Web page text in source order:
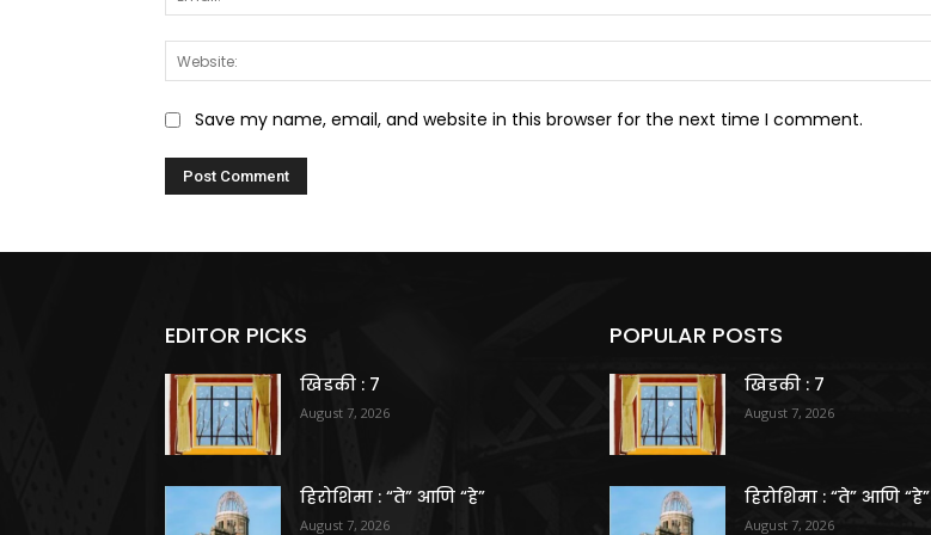
Save my name, email, and website in this browser for the next time I comment.
EDITOR PICKS
खिडकी : 7
August 7, 2026
हिरोशिमा : “ते” आणि “हे”
August 7, 2026
POPULAR POSTS
खिडकी : 7
August 7, 2026
हिरोशिमा : “ते” आणि “हे”
August 7, 2026